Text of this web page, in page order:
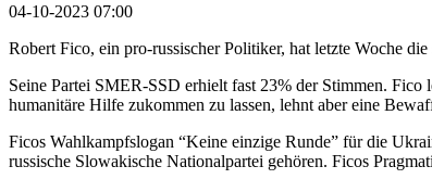
04-10-2023 07:00
Robert Fico, ein pro-russischer Politiker, hat letzte Woche
Seine Partei SMER-SSD erhielt fast 23% der Stimmen.
humanitäre Hilfe zukommen zu lassen, lehnt aber eine
Ficos Wahlkampfslogan “Keine einzige Runde” für die
russische Slowakische Nationalpartei gehören. Ficos